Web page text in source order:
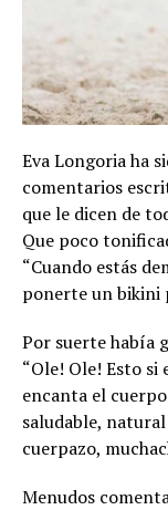
Eva Longoria ha
comentarios
que le dicen de
Que poco
“Cuando estás
ponerte un bikini
Por suerte había
“Ole! Ole! Esto si
encanta el
saludable, natural
cuerpazo,
Menudos